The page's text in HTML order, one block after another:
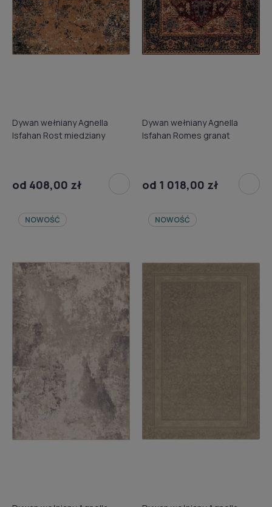
Dywan wełniany Agnella
Isfahan Rost miedziany
od 408,00 zł
Dywan wełniany Agnella
Isfahan Romes granat
od 1 018,00 zł
NOWOŚĆ NOWOŚĆ